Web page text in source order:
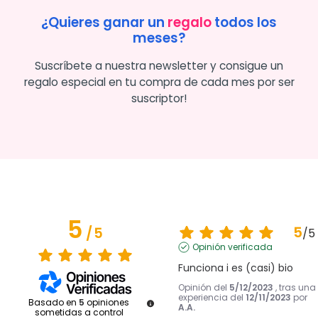
¿Quieres ganar un regalotodos los
meses?
Suscríbete a nuestra newsletter y consigue un
regalo especial en tu compra de cada mes por ser
suscriptor!
5/5
Basado en 5 opiniones
sometidas a control
5/5
Opinión verificada
Funciona i es (casi) bio
Opinión del 5/12/2023 , tras una
experiencia del 12/11/2023 por
A.A.